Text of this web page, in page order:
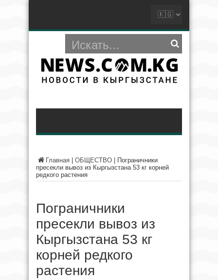
Главная ОБЩЕСТВО
Пограничники
пресекли вывоз из Кыргызстана 53 кг корней
редкого растения
Пограничники
пресекли вывоз из
Кыргызстана 53 кг
корней редкого
растения